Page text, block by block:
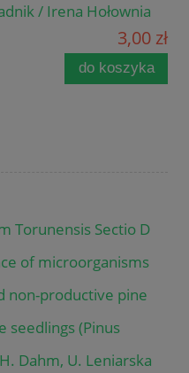
/ Irena Hołownia
3,00 zł
do koszyka
Torunensis Sectio D
of microorganisms
non-productive pine
seedlings (Pinus
Dahm, U. Leniarska